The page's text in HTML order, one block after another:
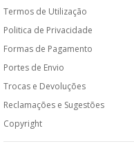
Termos de Utilização
Politica de Privacidade
Formas de Pagamento
Portes de Envio
Trocas e Devoluções
Reclamações e Sugestões
Copyright